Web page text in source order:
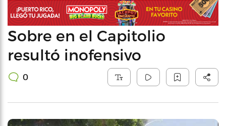
Sobre en el Capitolio
resultó inofensivo
0